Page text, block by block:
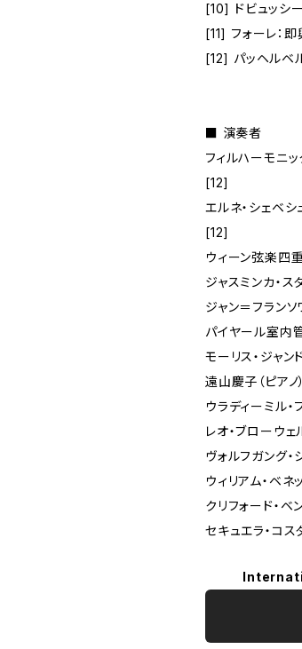
[10] ドビュッシー
[11] フォーレ：
[12] パッヘルベ
■ 演奏者
フィルハーモニッ
[12]
エルネ・シェベシ
[12]
ウィーン弦楽
ジャスミンカ・ス
ジャン＝フランソ
パイヤール室内
モーリス・ジャン
遠山慶子（ピア
ウラディーミル・
レオ・ブローウ
ヴォルフガング・
ウィリアム・ベネ
クリフォード・ベ
セキュエラ・コス